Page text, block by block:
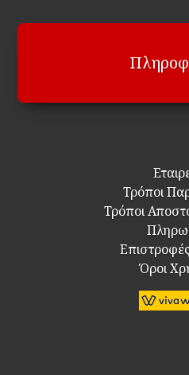
Τρόποι
Τρόποι
Επιστροφές
Όροι